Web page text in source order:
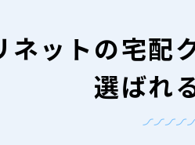
ネットの宅配
選ばれ